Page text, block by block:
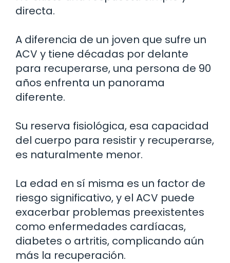
directa.
A diferencia de un joven que sufre un
ACV y tiene décadas por delante
para recuperarse, una persona de 90
años enfrenta un panorama
diferente.
Su reserva fisiológica, esa capacidad
del cuerpo para resistir y recuperarse,
es naturalmente menor.
La edad en sí misma es un factor de
riesgo significativo, y el ACV puede
exacerbar problemas preexistentes
como enfermedades cardíacas,
diabetes o artritis, complicando aún
más la recuperación.